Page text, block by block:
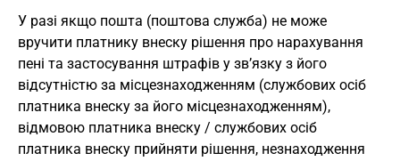
У разі якщо пошта (поштова служба) не може
вручити платнику внеску рішення про нарахування
пені та застосування штрафів у зв’язку з його
відсутністю за місцезнаходженням (службових осіб
платника внеску за його місцезнаходженням),
відмовою платника внеску / службових осіб
платника внеску прийняти рішення, незнаходження